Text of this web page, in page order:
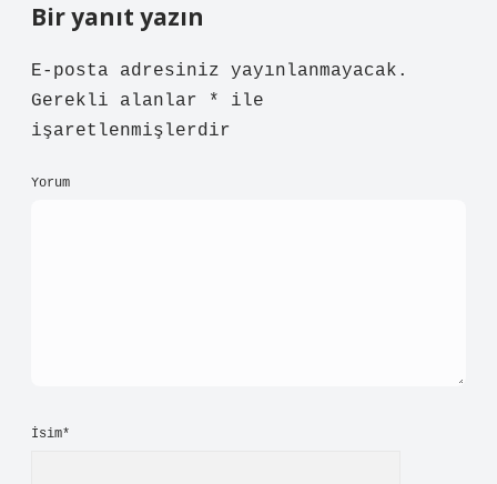
Bir yanıt yazın
E-posta adresiniz yayınlanmayacak.
Gerekli alanlar
*
ile
işaretlenmişlerdir
Yorum
İsim*